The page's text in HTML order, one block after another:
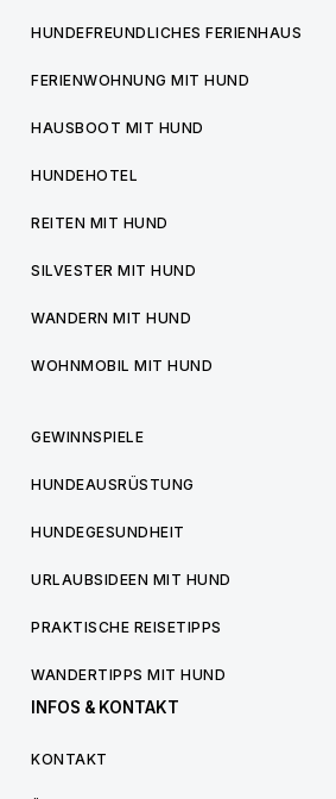
HUNDEFREUNDLICHES FERIENHAUS
FERIENWOHNUNG MIT HUND
HAUSBOOT MIT HUND
HUNDEHOTEL
REITEN MIT HUND
SILVESTER MIT HUND
WANDERN MIT HUND
WOHNMOBIL MIT HUND
GEWINNSPIELE
HUNDEAUSRÜSTUNG
HUNDEGESUNDHEIT
URLAUBSIDEEN MIT HUND
PRAKTISCHE REISETIPPS
WANDERTIPPS MIT HUND
INFOS & KONTAKT
KONTAKT